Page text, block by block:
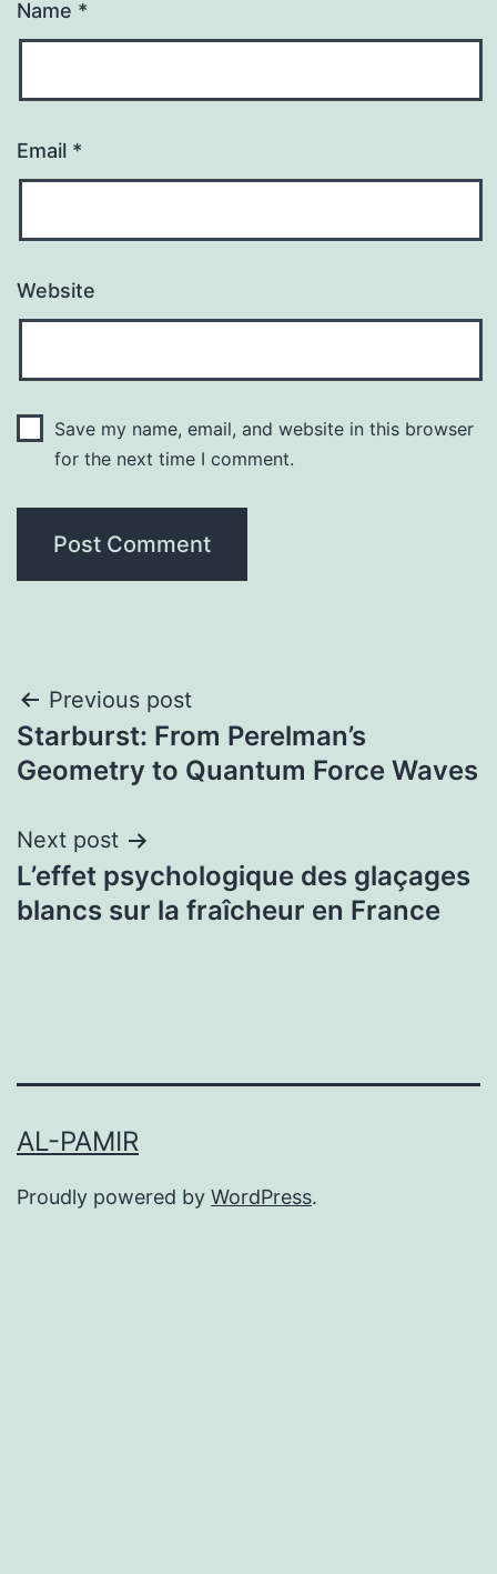
Name *
Email *
Website
Save my name, email, and website in this browser
for the next time I comment.
Post
navigation
Previous post
Starburst: From Perelman’s
Geometry to Quantum Force Waves
Next post
L’effet psychologique des glaçages
blancs sur la fraîcheur en France
AL-PAMIR
Proudly powered by WordPress.